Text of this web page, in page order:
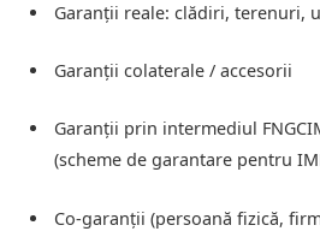
Garanții reale: clădiri, terenuri,
Garanții colaterale / accesorii
Garanții prin intermediul
(scheme de garantare pentru
Co‑garanții (persoană fizică,